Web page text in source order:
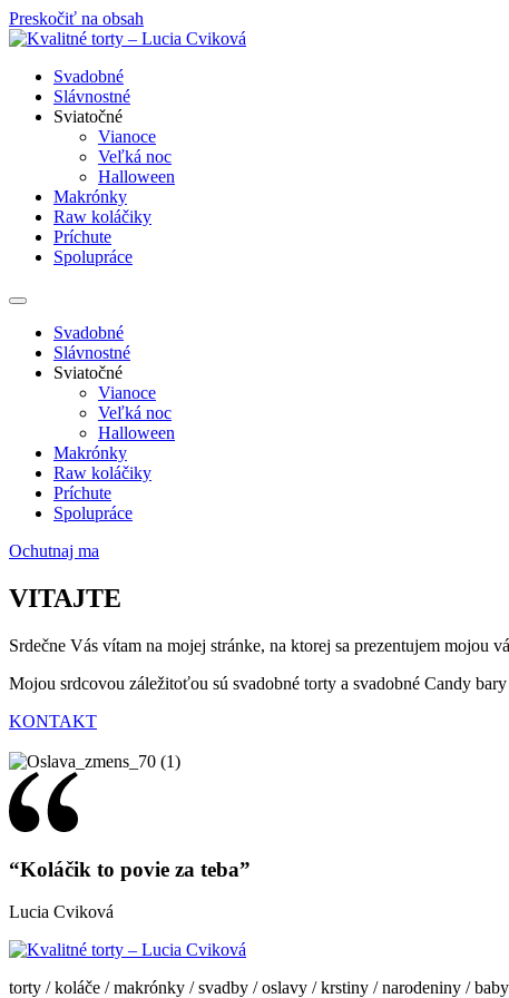
Preskočiť na obsah
Svadobné
Slávnostné
Sviatočné
Vianoce
Veľká noc
Halloween
Makrónky
Raw koláčiky
Príchute
Spolupráce
Svadobné
Slávnostné
Sviatočné
Vianoce
Veľká noc
Halloween
Makrónky
Raw koláčiky
Príchute
Spolupráce
Ochutnaj ma
VITAJTE
Srdečne Vás vítam na mojej stránke, na ktorej sa prezentujem
Mojou srdcovou záležitoťou sú svadobné torty a svadobné Candy
KONTAKT
“Koláčik to povie za teba”
Lucia Cviková
torty / koláče / makrónky / svadby / oslavy / krstiny / narodeniny /